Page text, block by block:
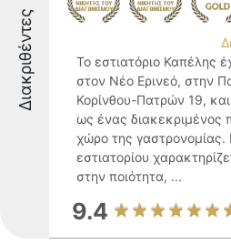
Διακριθέντες
Το εστιατόριο Καπέλης
στον Νέο Ερινεό, στην
Κορίνθου-Πατρών 19,
ως ένας διακεκριμένος
χώρο της γαστρονομίας.
εστιατορίου
στην ποιότητα, ...
9.4